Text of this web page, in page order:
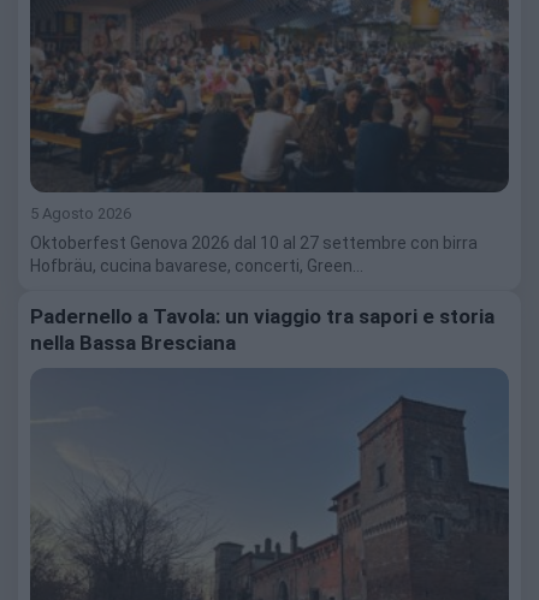
5 Agosto 2026
Oktoberfest Genova 2026 dal 10 al 27 settembre con birra
Hofbräu, cucina bavarese, concerti, Green…
Padernello a Tavola: un viaggio tra sapori e storia
nella Bassa Bresciana